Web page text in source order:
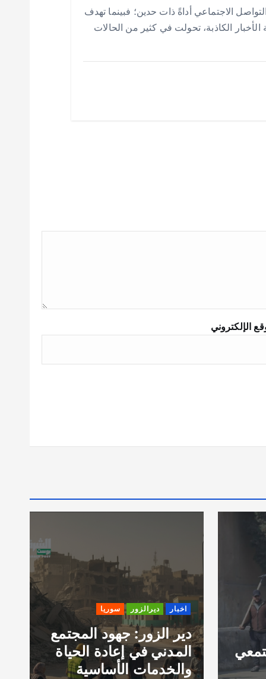
الاجتماعي أداةً ذات حدين؛ فبينما تهدف
الكاذبة، تحولت في كثير من الحالات
الإلكتروني
اخبار ديرالزور سوريا
دير الزور: جهود المجتمع
المدني في إعادة الحياة
والخدمات الأساسية